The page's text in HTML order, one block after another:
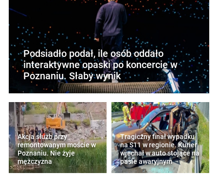
Podsiadło podał, ile osób oddało
interaktywne opaski po koncercie w
Poznaniu. Słaby wynik
Akcja służb przy
remontowanym moście w
Poznaniu. Nie żyje
mężczyzna
Tragiczny finał wypadku
na S11 w regionie. Kurier
wjechał w auto stojące na
pasie awaryjnym